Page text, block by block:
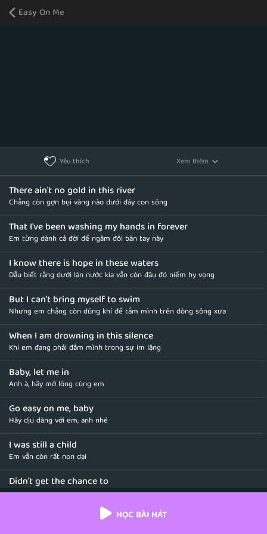
Easy On Me
Yêu thích Xem thêm
There ain't no gold in this river
Chẳng còn gợn bụi vàng nào dưới đáy con sông
That I've been washing my hands in forever
Em từng dành cả đời để ngâm đôi bàn tay này
I know there is hope in these waters
Dẫu biết rằng dưới làn nước kia vẫn còn đâu đó niềm hy vọng
But I can't bring myself to swim
Nhưng em chẳng còn dũng khí để tắm mình trên dòng sông xưa
When I am drowning in this silence
Khi em đang phải đắm mình trong sự im lặng
Baby, let me in
Anh à, hãy mở lòng cùng em
Go easy on me, baby
Hãy dịu dàng với em, anh nhé
I was still a child
Em vẫn còn rất non dại
Didn't get the chance to
Chưa hề có cơ hội
Feel the world around me HỌC BÀI HÁT